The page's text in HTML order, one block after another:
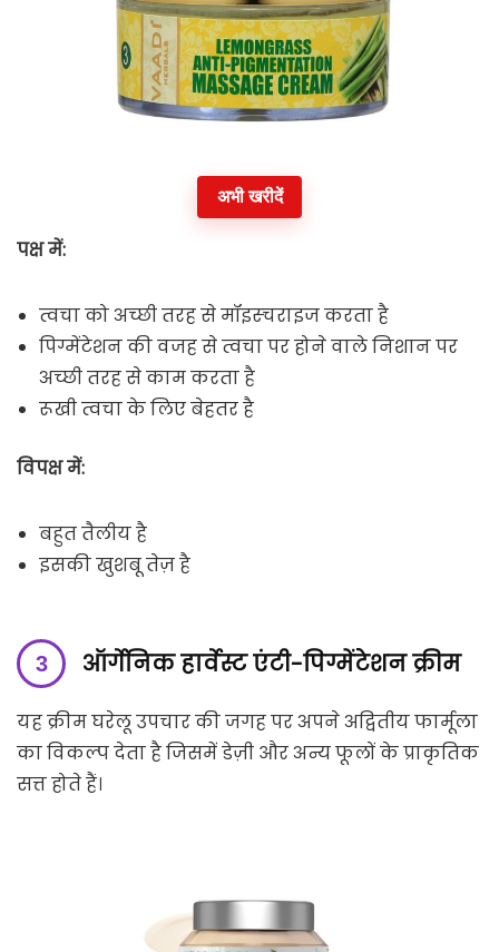
अभी खरीदें
पक्ष में:
त्वचा को अच्छी तरह से मॉइस्चराइज करता है
पिग्मेंटेशन की वजह से त्वचा पर होने वाले निशान पर
अच्छी तरह से काम करता है
रूखी त्वचा के लिए बेहतर है
विपक्ष में:
बहुत तैलीय है
इसकी खुशबू तेज़ है
ऑर्गेनिक हार्वेस्ट एंटी-पिग्मेंटेशन क्रीम
यह क्रीम घरेलू उपचार की जगह पर अपने अद्वितीय फार्मूला
का विकल्प देता है जिसमें डेज़ी और अन्य फूलों के प्राकृतिक
सत्त होते हैं।